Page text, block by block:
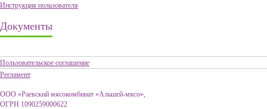
Инструкция пользователя
Документы
Пользовательское соглашение
Регламент
ООО «Раевский мясокомбинат «Альшей-мясо»,
ОГРН 1090259000622